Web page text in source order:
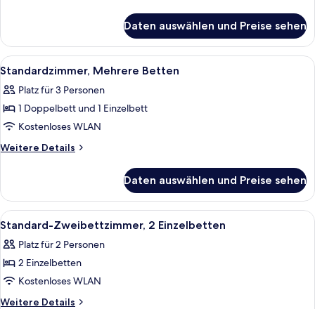
1
Doppelbett
Daten auswählen und Preise sehen
Alle
Fotos
für
Standardzimmer,
Mehrere
Betten
Ein Hotelzimmer mit einem großen
17
Standardzimmer, Mehrere Betten
Platz für 3 Personen
1 Doppelbett und 1 Einzelbett
Kostenloses WLAN
Weitere Details
Weitere
Mehrere
Betten
Daten auswählen und Preise sehen
Alle
Fotos
für
Standard-
Zweibettzimmer,
2 Einzelbetten
Ein Hotelzimmer mit zwei Betten,
23
Standard-Zweibettzimmer, 2 Einzelbetten
Platz für 2 Personen
2 Einzelbetten
Kostenloses WLAN
Weitere Details
Weitere